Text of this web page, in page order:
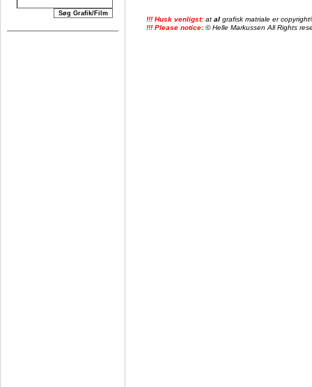
!!! Husk venligst: at al grafisk matriale er
!!! Please notice: © Helle Markussen All Rights